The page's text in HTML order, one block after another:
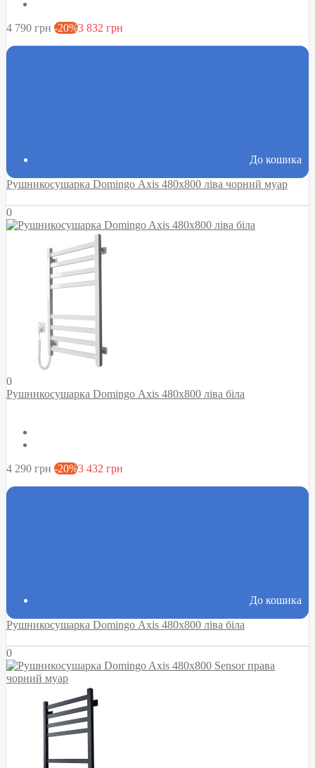
4 790 грн -20%3 832 грн
До кошика
Рушникосушарка Domingo Axis 480x800 ліва чорний муар
0
0
Рушникосушарка Domingo Axis 480x800 ліва біла
4 290 грн -20%3 432 грн
До кошика
Рушникосушарка Domingo Axis 480x800 ліва біла
0